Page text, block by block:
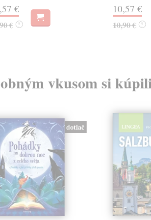
€
€ ?
10,57 €
10,90 € ?
vkusom si
dotlač